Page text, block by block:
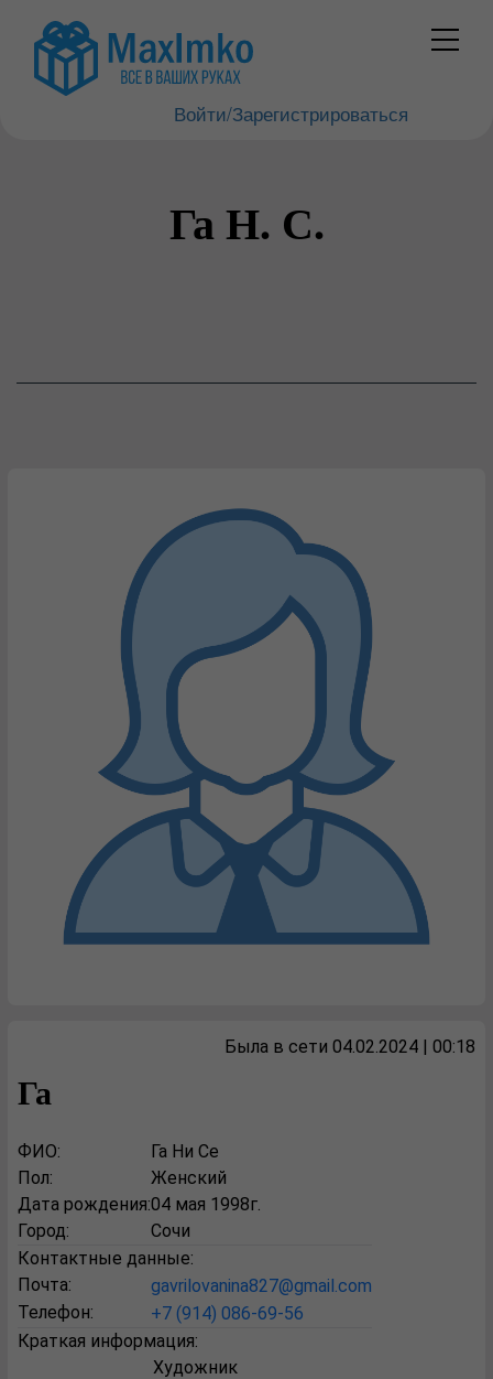
Войти/Зарегистрироваться
Га Н. С.
Была в сети 04.02.2024 | 00:18
Га
ФИО:
Га Ни Се
Пол:
Женский
Дата рождения:04 мая 1998г.
Город:
Сочи
Контактные данные:
Почта:
gavrilovanina827@gmail.com
Телефон:
+7 (914) 086-69-56
Краткая информация:
Художник